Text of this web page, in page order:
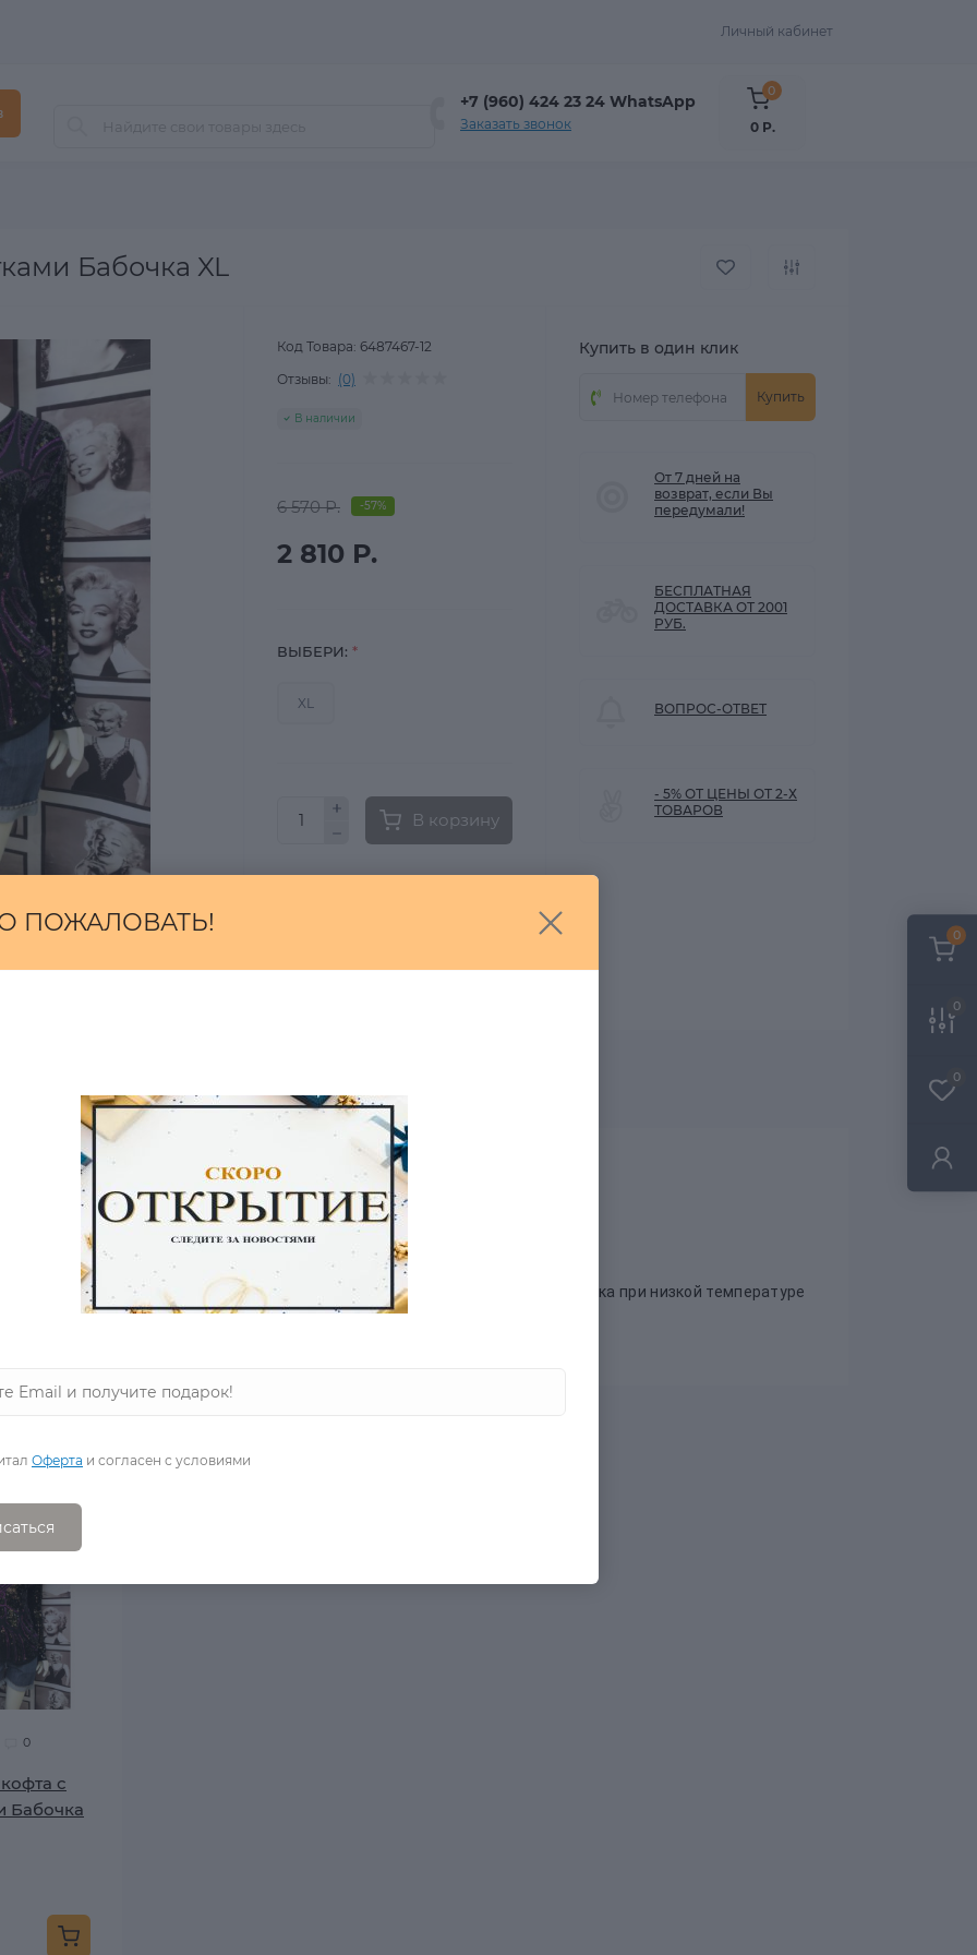
0
0
0
Личный кабинет
+7 (960) 424 23 24 WhatsApp
Заказать звонок
0
0 Р.
Бабочка XL
Код Товара: 6487467-12
Отзывы: (0)
В наличии
6 570 Р. -57%
2 810 Р.
ВЫБЕРИ: *
XL
В корзину
Купить в один клик
Купить
От 7 дней на
возврат, если Вы
передумали!
БЕСПЛАТНАЯ
ДОСТАВКА ОТ 2001
РУБ.
ВОПРОС-ОТВЕТ
- 5% ОТ ЦЕНЫ ОТ 2-Х
ТОВАРОВ
фиолетового цвета.
до 40°, гладить при температуре до 110°, допускается машинная сушка при низкой температуре
0
с
Бабочка
ПОЖАЛОВАТЬ!
Оферта и согласен с условиями